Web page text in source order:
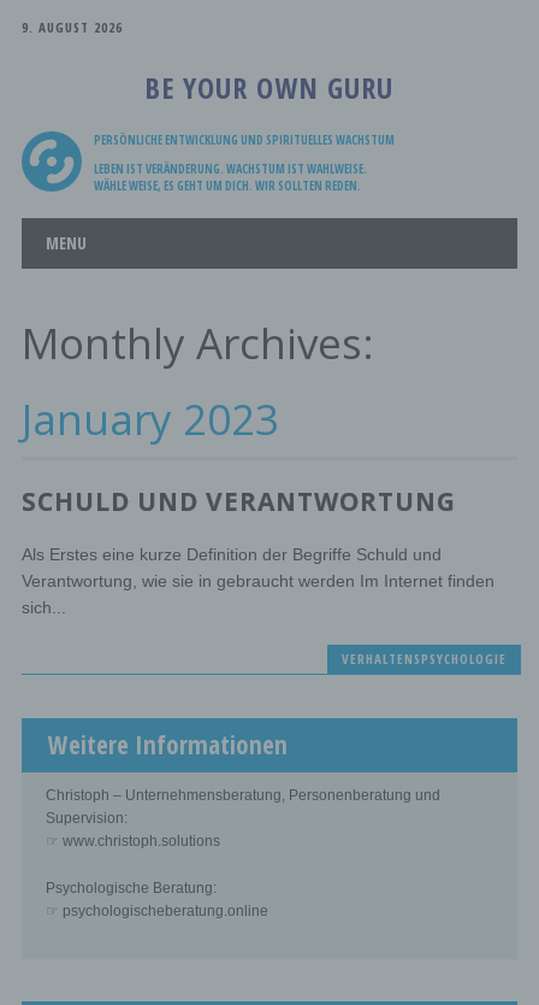
9. AUGUST 2026
BE YOUR OWN GURU
PERSÖNLICHE ENTWICKLUNG UND SPIRITUELLES WACHSTUM
LEBEN IST VERÄNDERUNG. WACHSTUM IST WAHLWEISE.
WÄHLE WEISE, ES GEHT UM DICH. WIR SOLLTEN REDEN.
Main menu
MENU
Monthly Archives:
January 2023
SCHULD UND VERANTWORTUNG
Als Erstes eine kurze Definition der Begriffe Schuld und
Verantwortung, wie sie in gebraucht werden Im Internet finden
sich...
VERHALTENSPSYCHOLOGIE
Weitere Informationen
Christoph – Unternehmensberatung, Personenberatung und
Supervision:
☞ www.christoph.solutions
Psychologische Beratung:
☞ psychologischeberatung.online